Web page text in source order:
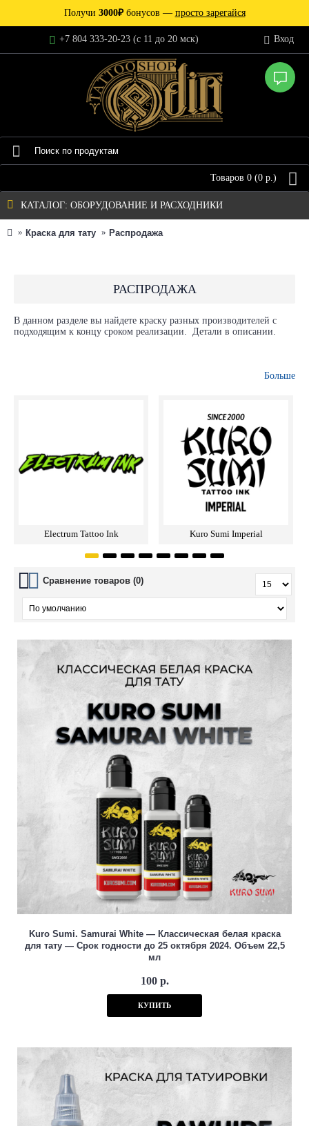
Получи 3000₽бонусов — просто зарегайся
+7 804 333-20-23 (c 11 до 20 мск) Вход
Товаров 0 (0 р.)
КАТАЛОГ: ОБОРУДОВАНИЕ И РАСХОДНИКИ
Краска для тату Распродажа
РАСПРОДАЖА
В данном разделе вы найдете краску разных производителей с
подходящим к концу сроком реализации. Детали в описании.
Больше
Electrum Tattoo Ink Kuro Sumi Imperial
Сравнение товаров (0)
Kuro Sumi. Samurai White — Классическая белая краска
для тату — Срок годности до 25 октября 2024. Объем 22,5
мл
100 р.
КУПИТЬ